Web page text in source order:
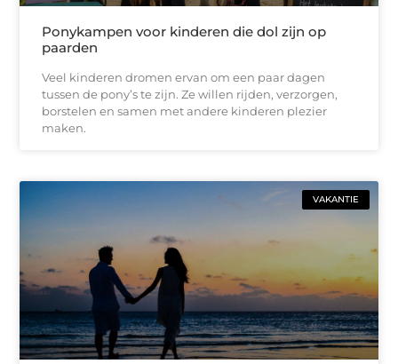
Ponykampen voor kinderen die dol zijn op
paarden
Veel kinderen dromen ervan om een paar dagen
tussen de pony’s te zijn. Ze willen rijden, verzorgen,
borstelen en samen met andere kinderen plezier
maken.
VAKANTIE